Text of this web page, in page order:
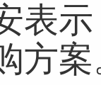
示
方